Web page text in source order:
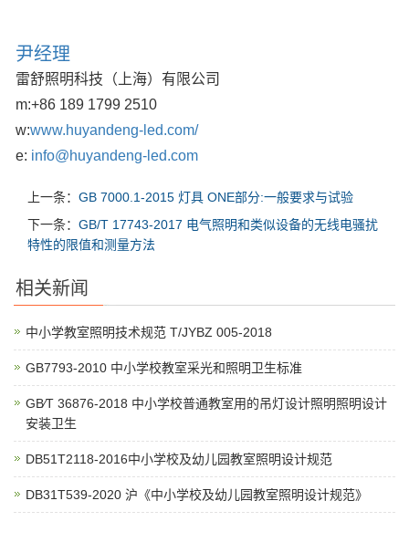
尹经理
雷舒照明科技（上海）有限公司
m:+86 189 1799 2510
w:www.huyandeng-led.com/
e: info@huyandeng-led.com
上一条： GB 7000.1-2015 灯具 ONE部分:一般要求与试验
下一条： GB/T 17743-2017 电气照明和类似设备的无线电骚扰
特性的限值和测量方法
相关新闻
中小学教室照明技术规范 T/JYBZ 005-2018
GB7793-2010 中小学校教室采光和照明卫生标准
GB∕T 36876-2018 中小学校普通教室用的吊灯设计照明照明设计
安装卫生
DB51T2118-2016中小学校及幼儿园教室照明设计规范
DB31T539-2020 沪《中小学校及幼儿园教室照明设计规范》